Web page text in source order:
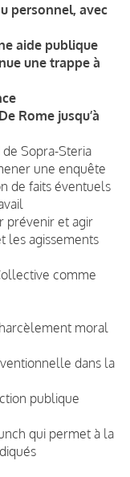
personnel, avec
aide publique
une trappe à
Rome jusqu’à
Sopra-Steria
une enquête
de faits éventuels
prévenir et agir
les agissements
comme
moral
dans la
publique
qui permet à la